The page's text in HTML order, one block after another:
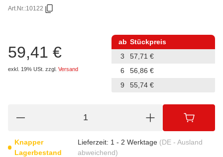
Art.Nr.:10122
59,41 €
exkl. 19% USt. zzgl. Versand
ab Stückpreis
3
57,71 €
6
56,86 €
9
55,74 €
Knapper
Lagerbestand
Lieferzeit: 1 - 2 Werktage (DE - Ausland
abweichend)